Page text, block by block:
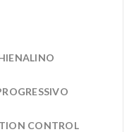
CONTROL